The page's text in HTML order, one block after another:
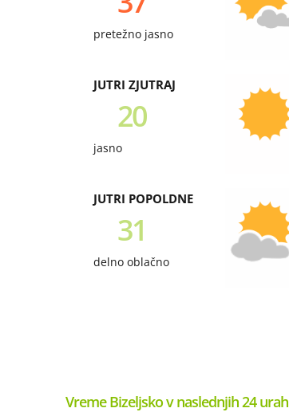
pretežno jasno
JUTRI ZJUTRAJ
20
jasno
JUTRI POPOLDNE
31
delno oblačno
Vreme Bizeljsko v naslednjih 24 urah